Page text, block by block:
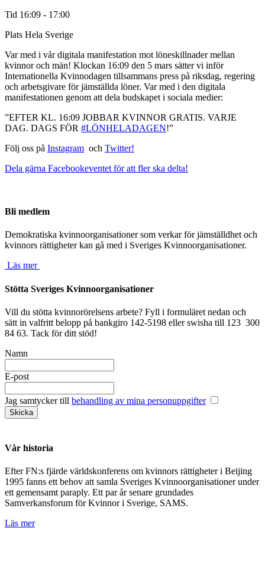
Tid 16:09 - 17:00
Plats Hela Sverige
Var med i vår digitala manifestation mot löneskillnader mellan
kvinnor och män! Klockan 16:09 den 5 mars sätter vi inför
Internationella Kvinnodagen tillsammans press på riksdag, regering
och arbetsgivare för jämställda löner. Var med i den digitala
manifestationen genom att dela budskapet i sociala medier:
”EFTER KL. 16:09 JOBBAR KVINNOR GRATIS. VARJE
DAG. DAGS FÖR #LÖNHELADAGEN!”
Följ oss på Instagram och Twitter!
Dela gärna Facebookeventet för att fler ska delta!
Bli medlem
Demokratiska kvinnoorganisationer som verkar för jämställdhet och
kvinnors rättigheter kan gå med i Sveriges Kvinnoorganisationer.
Läs mer
Stötta Sveriges Kvinnoorganisationer
Vill du stötta kvinnorörelsens arbete? Fyll i formuläret nedan och
sätt in valfritt belopp på bankgiro 142-5198 eller swisha till 123 300
84 63. Tack för ditt stöd!
Namn
E-post
Jag samtycker till behandling av mina personuppgifter
Vår historia
Efter FN:s fjärde världskonferens om kvinnors rättigheter i Beijing
1995 fanns ett behov att samla Sveriges Kvinnoorganisationer under
ett gemensamt paraply. Ett par år senare grundades
Samverkansforum för Kvinnor i Sverige, SAMS.
Läs mer